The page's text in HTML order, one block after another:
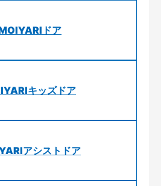
ドア
キッズドア
アシストドア